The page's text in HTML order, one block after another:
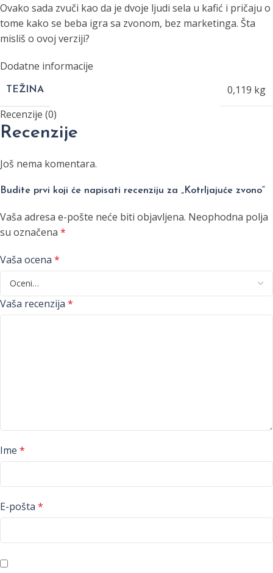
Ovako sada zvuči kao da je dvoje ljudi sela u kafić i pričaju o
tome kako se beba igra sa zvonom, bez marketinga. Šta
misliš o ovoj verziji?
Dodatne informacije
TEŽINA
0,119 kg
Recenzije (0)
Recenzije
Još nema komentara.
Budite prvi koji će napisati recenziju za „Kotrljajuće zvono“
Vaša adresa e-pošte neće biti objavljena. Neophodna polja
su označena *
Vaša ocena *
Vaša recenzija *
Ime *
E-pošta *